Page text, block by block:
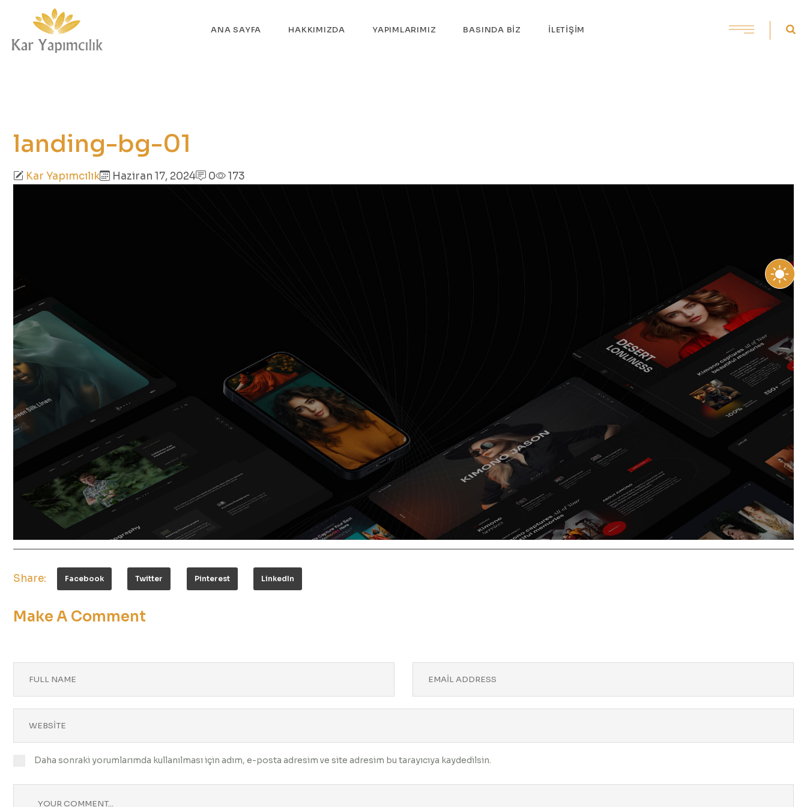
ANA SAYFA HAKKIMIZDA YAPIMLARIMIZ BASINDA BIZ İLETIŞIM
landing-bg-01
Kar Yapımcılık Haziran 17, 2024 0 173
Share: Facebook Twitter Pinterest LinkedIn
Make A Comment
Daha sonraki yorumlarımda kullanılması için adım, e-posta adresim ve site adresim bu tarayıcıya kaydedilsin.